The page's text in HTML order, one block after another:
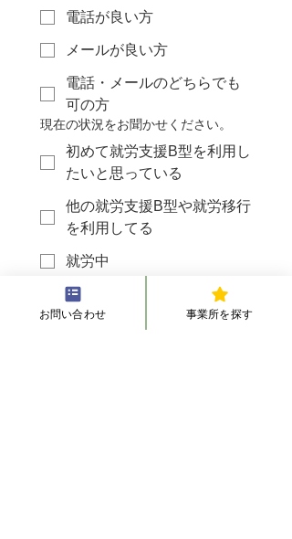
電話が良い方
メールが良い方
電話・メールのどちらでも
可の方
現在の状況をお聞かせください。
初めて就労支援B型を利用し
たいと思っている
他の就労支援B型や就労移行
を利用してる
就労中
休職中
お問い合わせ 事業所を探す